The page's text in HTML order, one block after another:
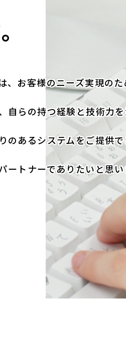
、お客様のニーズ実現のた
自らの持つ経験と技術力
のあるシステムをご提供で
ートナーでありたいと思い